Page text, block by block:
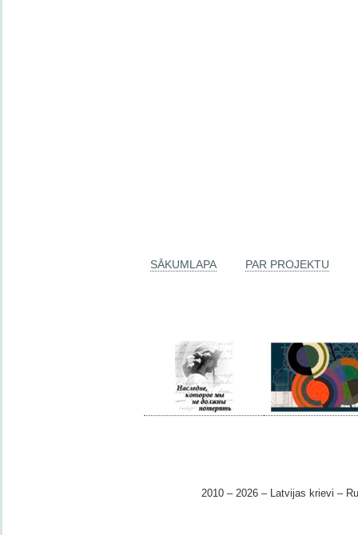
SĀKUMLAPA PAR PROJEKTU
2010 – 2026 – Latvijas krievi –